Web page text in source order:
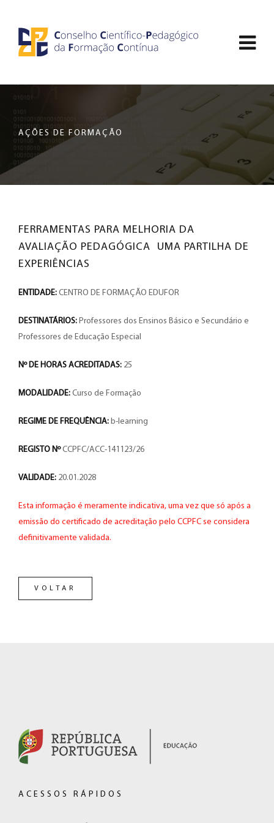
conteúdo
da
-
CONSELHO
CIENTÍFICO-
PEDAGÓGICO
DA
CONTÍNUA
de
AÇÕES DE FORMAÇÃO
FERRAMENTAS PARA MELHORIA DA
AVALIAÇÃO PEDAGÓGICA  UMA PARTILHA DE
EXPERIÊNCIAS
ENTIDADE: CENTRO DE FORMAÇÃO EDUFOR
DESTINATÁRIOS: Professores dos Ensinos Básico e Secundário e
Professores de Educação Especial
Nº DE HORAS ACREDITADAS: 25
MODALIDADE: Curso de Formação
REGIME DE FREQUÊNCIA: b-learning
REGISTO NºCCPFC/ACC-141123/26
VALIDADE: 20.01.2028
Esta informação é meramente indicativa, uma vez que só após a
emissão do certificado de acreditação pelo CCPFC se considera
definitivamente validada.
VOLTAR
ACESSOS RÁPIDOS